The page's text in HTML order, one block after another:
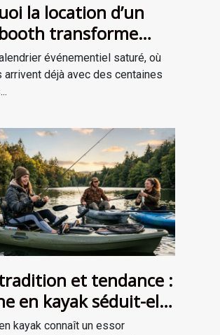
la location d’un
transforme
de votre
événementiel saturé, où
arrivent déjà avec des centaines
et tendance :
en kayak séduit-elle
génération ?
kayak connaît un essor